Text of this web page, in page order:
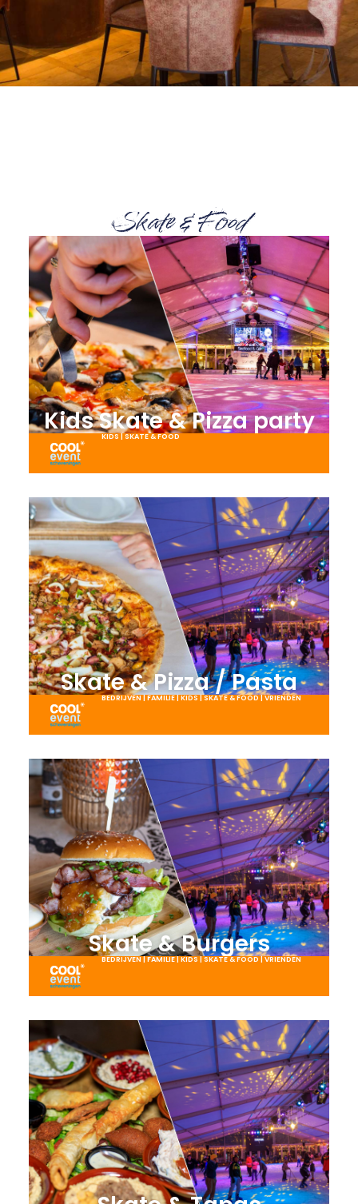
Skate & Food
Kids Skate & Pizza party
KIDS |SKATE & FOOD
Skate & Pizza / Pasta
BEDRIJVEN |FAMILIE |KIDS |SKATE & FOOD |VRIENDEN
Skate & Burgers​
BEDRIJVEN |FAMILIE |KIDS |SKATE & FOOD |VRIENDEN